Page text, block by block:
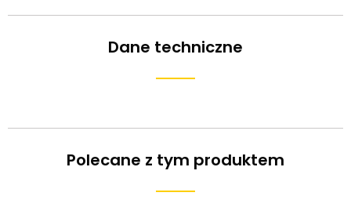
Dane techniczne
Polecane z tym produktem